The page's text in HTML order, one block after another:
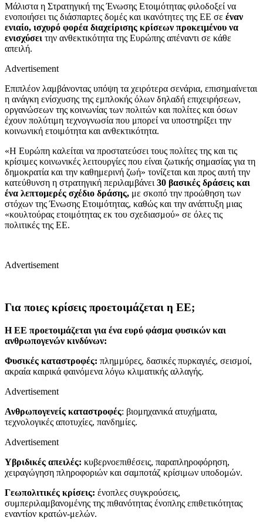
Μάλιστα η Στρατηγική της Ένωσης Ετοιμότητας φιλοδοξεί να
ενοποιήσει τις διάσπαρτες δομές και ικανότητες της ΕΕ σε έναν
ενιαίο, ισχυρό φορέα διαχείρισης κρίσεων προκειμένου να
ενισχύσει την ανθεκτικότητα της Ευρώπης απέναντι σε κάθε
απειλή.
Advertisement
Επιπλέον λαμβάνοντας υπόψη τα χειρότερα σενάρια, επισημαίνεται
η ανάγκη ενίσχυσης της εμπλοκής όλων δηλαδή επιχειρήσεων,
οργανώσεων της κοινωνίας των πολιτών και πολίτες και όσων
έχουν πολύτιμη τεχνογνωσία που μπορεί να υποστηρίξει την
κοινωνική ετοιμότητα και ανθεκτικότητα.
«Η Ευρώπη καλείται να προστατεύσει τους πολίτες της και τις
κρίσιμες κοινωνικές λειτουργίες που είναι ζωτικής σημασίας για τη
δημοκρατία και την καθημερινή ζωή» τονίζεται και προς αυτή την
κατεύθυνση η στρατηγική περιλαμβάνει 30 βασικές δράσεις και
ένα λεπτομερές σχέδιο δράσης, με σκοπό την προώθηση των
στόχων της Ένωσης Ετοιμότητας, καθώς και την ανάπτυξη μιας
«κουλτούρας ετοιμότητας εκ του σχεδιασμού» σε όλες τις
πολιτικές της ΕΕ.
Advertisement
Για ποιες κρίσεις προετοιμάζεται η ΕΕ;
Η ΕΕ προετοιμάζεται για ένα ευρύ φάσμα φυσικών και
ανθρωπογενών κινδύνων:
Φυσικές καταστροφές: πλημμύρες, δασικές πυρκαγιές, σεισμοί,
ακραία καιρικά φαινόμενα λόγω κλιματικής αλλαγής.
Advertisement
Ανθρωπογενείς καταστροφές: βιομηχανικά ατυχήματα,
τεχνολογικές αποτυχίες, πανδημίες.
Advertisement
Υβριδικές απειλές: κυβερνοεπιθέσεις, παραπληροφόρηση,
χειραγώγηση πληροφοριών και σαμποτάζ κρίσιμων υποδομών.
Γεωπολιτικές κρίσεις: ένοπλες συγκρούσεις,
συμπεριλαμβανομένης της πιθανότητας ένοπλης επιθετικότητας
εναντίον κρατών-μελών.